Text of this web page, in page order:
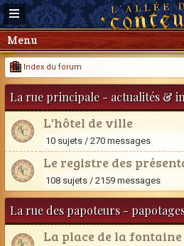
Menu
Index du forum
La rue principale - actualités &
L'hôtel de ville
10 sujets / 270 messages
Le registre des
108 sujets / 2159 messages
La rue des papoteurs -
La place de la fontaine